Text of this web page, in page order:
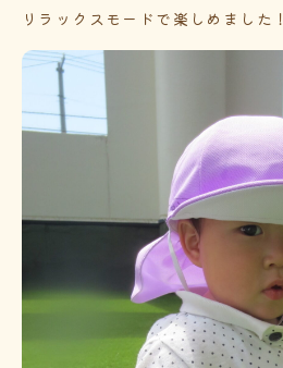
リラックスモードで楽しめました！